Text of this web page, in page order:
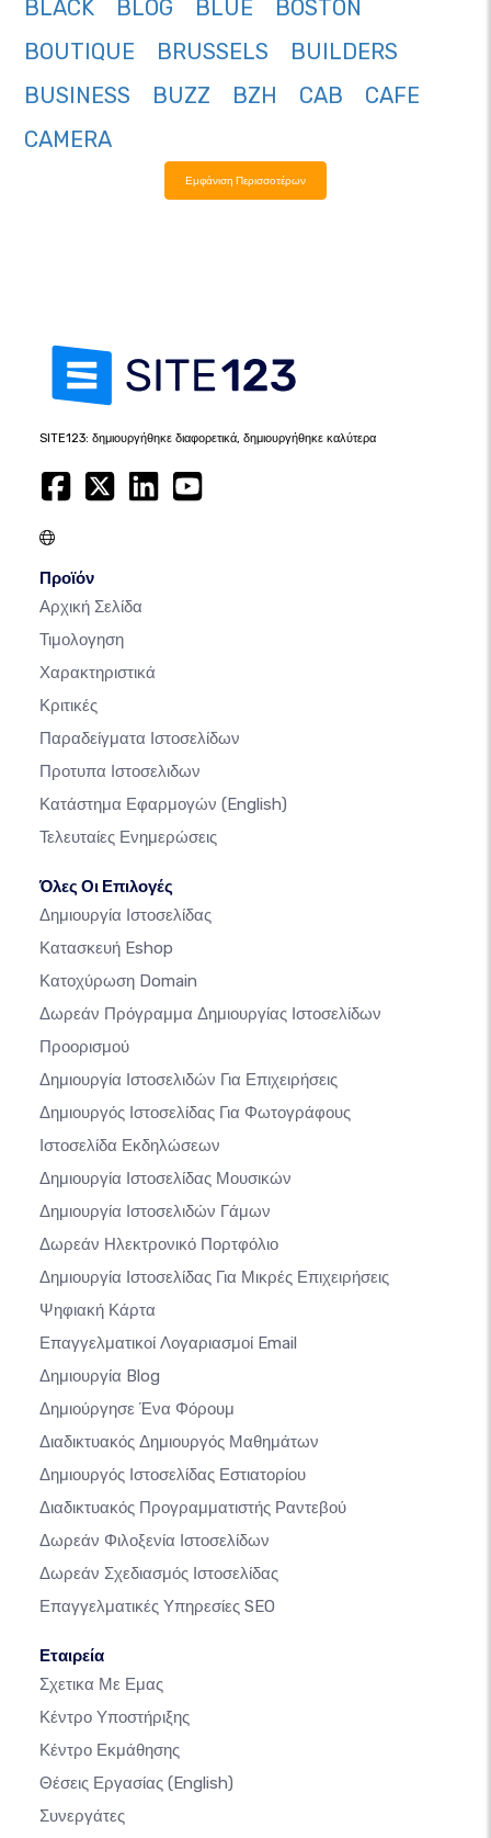
BLACK
BLOG BLUE
BOSTON
BOUTIQUE
BRUSSELS
BUILDERS
BUSINESS
BUZZ BZH CAB
CAFE
CAMERA
Εμφάνιση Περισσοτέρων
SITE123: δημιουργήθηκε διαφορετικά, δημιουργήθηκε καλύτερα
Προϊόν
Αρχική Σελίδα
Τιμολογηση
Χαρακτηριστικά
Κριτικές
Παραδείγματα Ιστοσελίδων
Προτυπα Ιστοσελιδων
Κατάστημα Εφαρμογών (English)
Τελευταίες Ενημερώσεις
Όλες Οι Επιλογές
Δημιουργία Ιστοσελίδας
Κατασκευή Eshop
Κατοχύρωση Domain
Δωρεάν Πρόγραμμα Δημιουργίας Ιστοσελίδων
Προορισμού
Δημιουργία Ιστοσελιδών Για Επιχειρήσεις
Δημιουργός Ιστοσελίδας Για Φωτογράφους
Ιστοσελίδα Εκδηλώσεων
Δημιουργία Ιστοσελίδας Μουσικών
Δημιουργία Ιστοσελιδών Γάμων
Δωρεάν Ηλεκτρονικό Πορτφόλιο
Δημιουργία Ιστοσελίδας Για Μικρές Επιχειρήσεις
Ψηφιακή Κάρτα
Επαγγελματικοί Λογαριασμοί Email
Δημιουργία Blog
Δημιούργησε Ένα Φόρουμ
Διαδικτυακός Δημιουργός Μαθημάτων
Δημιουργός Ιστοσελίδας Εστιατορίου
Διαδικτυακός Προγραμματιστής Ραντεβού
Δωρεάν Φιλοξενία Ιστοσελίδων
Δωρεάν Σχεδιασμός Ιστοσελίδας
Επαγγελματικές Υπηρεσίες SEO
Εταιρεία
Σχετικα Με Εμας
Κέντρο Υποστήριξης
Κέντρο Εκμάθησης
Θέσεις Εργασίας (English)
Συνεργάτες